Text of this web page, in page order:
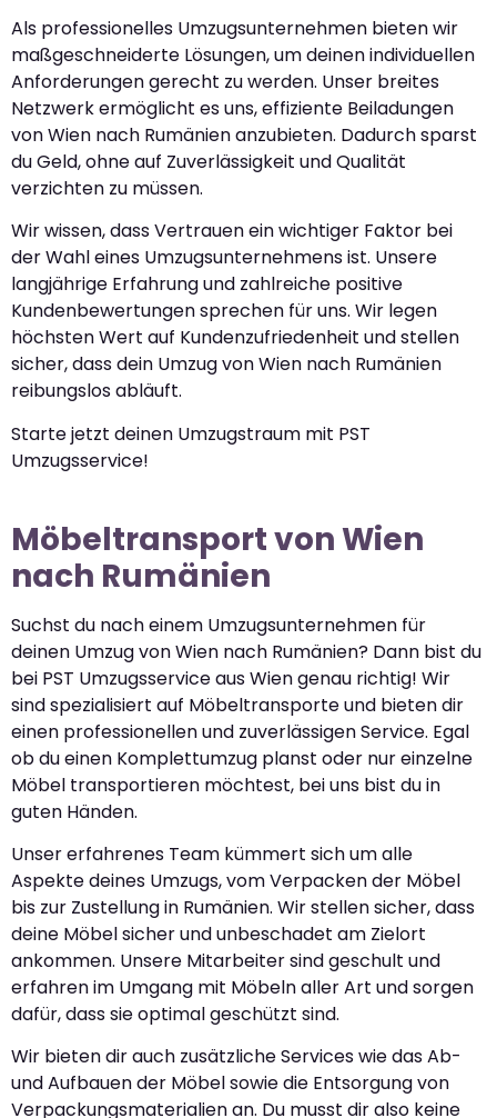
Als professionelles Umzugsunternehmen bieten wir
maßgeschneiderte Lösungen, um deinen individuellen
Anforderungen gerecht zu werden. Unser breites
Netzwerk ermöglicht es uns, effiziente Beiladungen
von Wien nach Rumänien anzubieten. Dadurch sparst
du Geld, ohne auf Zuverlässigkeit und Qualität
verzichten zu müssen.
Wir wissen, dass Vertrauen ein wichtiger Faktor bei
der Wahl eines Umzugsunternehmens ist. Unsere
langjährige Erfahrung und zahlreiche positive
Kundenbewertungen sprechen für uns. Wir legen
höchsten Wert auf Kundenzufriedenheit und stellen
sicher, dass dein Umzug von Wien nach Rumänien
reibungslos abläuft.
Starte jetzt deinen Umzugstraum mit PST
Umzugsservice!
Möbeltransport von Wien
nach Rumänien
Suchst du nach einem Umzugsunternehmen für
deinen Umzug von Wien nach Rumänien? Dann bist du
bei PST Umzugsservice aus Wien genau richtig! Wir
sind spezialisiert auf Möbeltransporte und bieten dir
einen professionellen und zuverlässigen Service. Egal
ob du einen Komplettumzug planst oder nur einzelne
Möbel transportieren möchtest, bei uns bist du in
guten Händen.
Unser erfahrenes Team kümmert sich um alle
Aspekte deines Umzugs, vom Verpacken der Möbel
bis zur Zustellung in Rumänien. Wir stellen sicher, dass
deine Möbel sicher und unbeschadet am Zielort
ankommen. Unsere Mitarbeiter sind geschult und
erfahren im Umgang mit Möbeln aller Art und sorgen
dafür, dass sie optimal geschützt sind.
Wir bieten dir auch zusätzliche Services wie das Ab-
und Aufbauen der Möbel sowie die Entsorgung von
Verpackungsmaterialien an. Du musst dir also keine